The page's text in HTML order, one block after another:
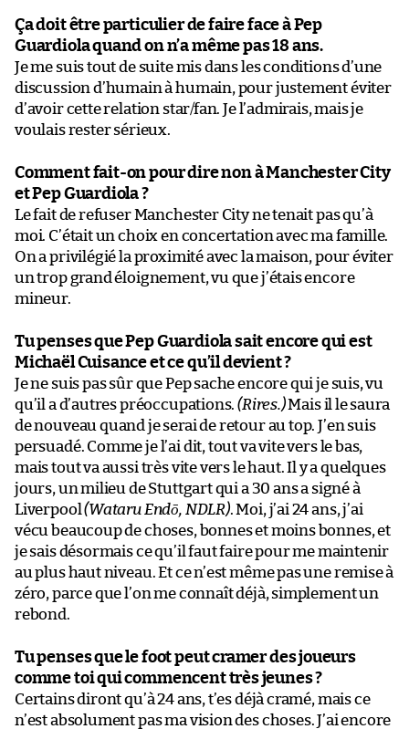
Ça doit être particulier de faire face à Pep
Guardiola quand on n’a même pas 18 ans.
Je me suis tout de suite mis dans les conditions d’une
discussion d’humain à humain, pour justement éviter
d’avoir cette relation star/fan. Je l’admirais, mais je
voulais rester sérieux.
Comment fait-on pour dire non à Manchester City
et Pep Guardiola ?
Le fait de refuser Manchester City ne tenait pas qu’à
moi. C’était un choix en concertation avec ma famille.
On a privilégié la proximité avec la maison, pour éviter
un trop grand éloignement, vu que j’étais encore
mineur.
Tu penses que Pep Guardiola sait encore qui est
Michaël Cuisance et ce qu’il devient ?
Je ne suis pas sûr que Pep sache encore qui je suis, vu
qu’il a d’autres préoccupations.(Rires.)Mais il le saura
de nouveau quand je serai de retour au top. J’en suis
persuadé. Comme je l’ai dit, tout va vite vers le bas,
mais tout va aussi très vite vers le haut. Il y a quelques
jours, un milieu de Stuttgart qui a 30 ans a signé à
Liverpool(Wataru Endō, NDLR). Moi, j’ai 24 ans, j’ai
vécu beaucoup de choses, bonnes et moins bonnes, et
je sais désormais ce qu’il faut faire pour me maintenir
au plus haut niveau. Et ce n’est même pas une remise à
zéro, parce que l’on me connaît déjà, simplement un
rebond.
Tu penses que le foot peut cramer des joueurs
comme toi qui commencent très jeunes ?
Certains diront qu’à 24 ans, t’es déjà cramé, mais ce
n’est absolument pas ma vision des choses. J’ai encore